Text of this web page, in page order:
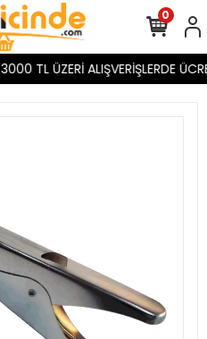
3000 TL ÜZERİ ALIŞVERİŞLERDE
0